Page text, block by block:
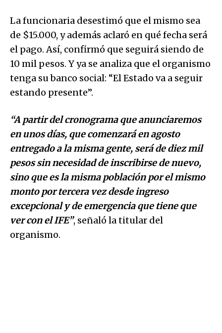
La funcionaria desestimó que el mismo sea
de $15.000, y además aclaró en qué fecha será
el pago. Así, confirmó que seguirá siendo de
10 mil pesos. Y ya se analiza que el organismo
tenga su banco social: “El Estado va a seguir
estando presente”.
“A partir del cronograma que anunciaremos
en unos días, que comenzará en agosto
entregado a la misma gente, será de diez mil
pesos sin necesidad de inscribirse de nuevo,
sino que es la misma población por el mismo
monto por tercera vez desde ingreso
excepcional y de emergencia que tiene que
ver con el IFE”, señaló la titular del
organismo.